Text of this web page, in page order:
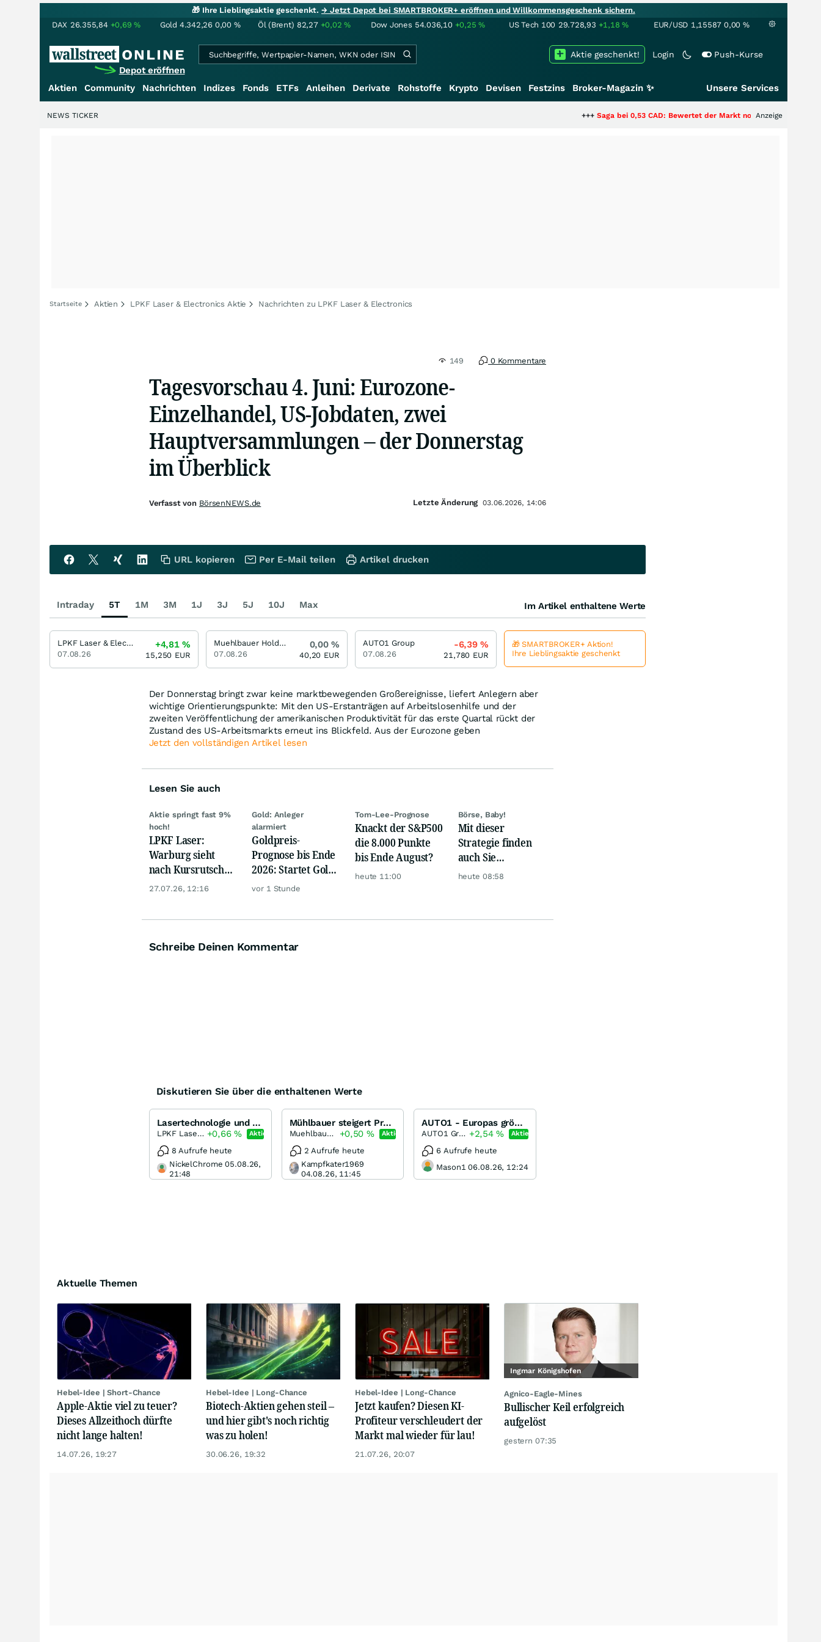
🎁 Ihre Lieblingsaktie geschenkt.→ Jetzt Depot bei SMARTBROKER+ eröffnen und Willkommensgeschenk sichern.
DAX 26.355,84 +0,69% Gold 4.342,26 0,00 % Öl (Brent) 82,27 +0,02% Dow Jones 54.036,10 +0,25% US Tech 100 29.728,93 +1,18% EUR/USD 1,15587 0,00 %
Depot eröffnen
Login Push-Kurse
Aktie geschenkt!
Aktien Community Nachrichten Indizes Fonds ETFs Anleihen Derivate Rohstoffe Krypto Devisen Festzins Broker-Magazin ✨ Unsere Services
Saga bei 0,53 CAD: Bewertet der Markt noch immer nur die Hälfte der
Anzeige
NEWS TICKER
Startseite Aktien LPKF Laser & Electronics Aktie Nachrichten zu LPKF Laser & Electronics
149 0 Kommentare
Tagesvorschau 4. Juni: Eurozone-
Einzelhandel, US-Jobdaten, zwei
Hauptversammlungen – der Donnerstag
im Überblick
Der Donnerstag bringt zwar keine marktbewegenden Großereignisse, liefert Anlegern aber
wichtige Orientierungspunkte: Mit den US-Erstanträgen auf Arbeitslosenhilfe und der
zweiten Veröffentlichung der amerikanischen Produktivität für das erste Quartal rückt der
Zustand des US-Arbeitsmarkts erneut ins Blickfeld. Aus der Eurozone geben
Jetzt den vollständigen Artikel lesen
Lesen Sie auch
Aktie springt fast 9%
hoch!
LPKF Laser:
Warburg sieht
nach Kursrutsch
jetzt Kaufchance
27.07.26, 12:16
Gold: Anleger
alarmiert
Goldpreis-
Prognose bis Ende
2026: Startet Gold
jetzt eine neue
vor 1 Stunde
Tom-Lee-Prognose
Knackt der S&P500
die 8.000 Punkte
bis Ende August?
heute 11:00
Börse, Baby!
Mit dieser
Strategie finden
auch Sie
zuverlässig
heute 08:58
Schreibe Deinen Kommentar
Diskutieren Sie über die enthaltenen Werte
Lasertechnologie und LPKF
LPKF Laser & Electronics +0,66 % Aktie
8 Aufrufe heute
NickelChrome 05.08.26,
21:48
Mühlbauer steigert Profitabilität
Muehlbauer Holding +0,50 % Aktie
2 Aufrufe heute
Kampfkater1969
04.08.26, 11:45
AUTO1 - Europas größter Gebrauchtwagenhändler
AUTO1 Group +2,54% Aktie
6 Aufrufe heute
Mason1 06.08.26, 12:24
Aktuelle Themen
Hebel-Idee | Short-Chance
Apple-Aktie viel zu teuer?
Dieses Allzeithoch dürfte
nicht lange halten!
14.07.26, 19:27
Hebel-Idee | Long-Chance
Biotech-Aktien gehen steil –
und hier gibt's noch richtig
was zu holen!
30.06.26, 19:32
Hebel-Idee | Long-Chance
Jetzt kaufen? Diesen KI-
Profiteur verschleudert der
Markt mal wieder für lau!
21.07.26, 20:07
Ingmar Königshofen
Agnico-Eagle-Mines
Bullischer Keil erfolgreich
aufgelöst
gestern 07:35
Verfasst von BörsenNEWS.de Letzte Änderung 03.06.2026, 14:06
URL kopieren Per E-Mail teilen Artikel drucken
Intraday 5T 1M 3M 1J 3J 5J 10J Max Im Artikel enthaltene Werte
LPKF Laser & Electronics
07.08.26
+4,81%
15,250 EUR
Muehlbauer Holding
07.08.26
0,00%
40,20 EUR
AUTO1 Group
07.08.26
-6,39%
21,780 EUR
🎁 SMARTBROKER+ Aktion!
Ihre Lieblingsaktie geschenkt